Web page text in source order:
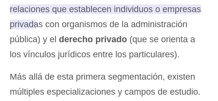
relaciones que establecen individuos o empresas
privadas con organismos de la administración
pública) y el derecho privado (que se orienta a
los vínculos jurídicos entre los particulares).
Más allá de esta primera segmentación, existen
múltiples especializaciones y campos de estudio.